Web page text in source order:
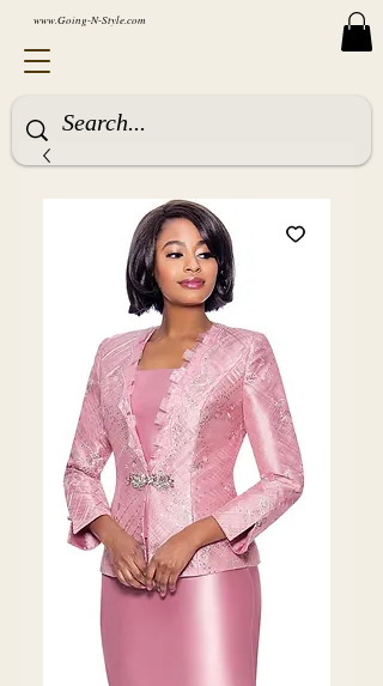
www.Going-N-Style.com